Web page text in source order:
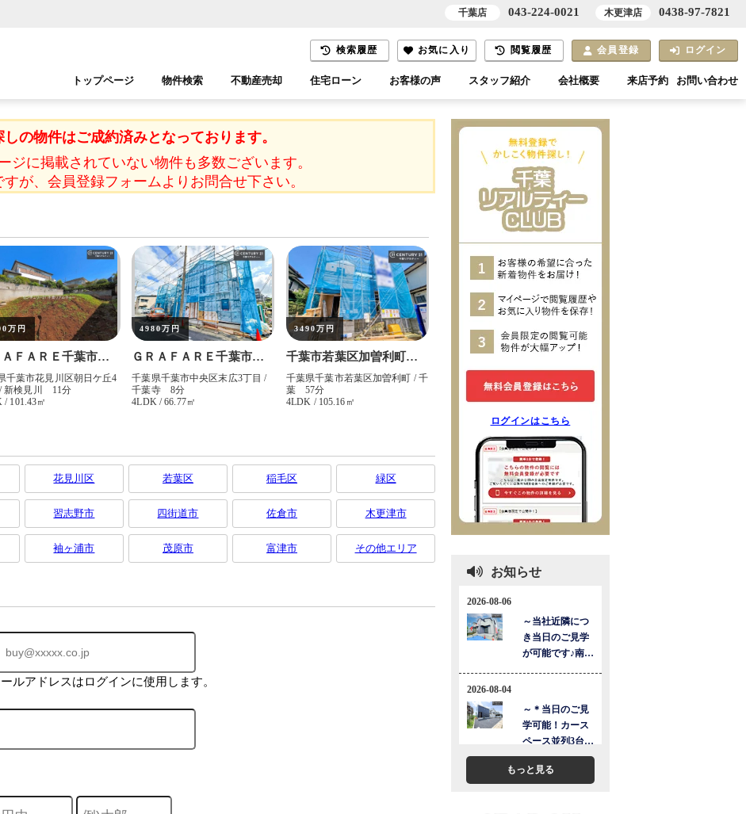
検索履歴 お気に入り 閲覧履歴 会員登録 ログイン
トップページ 物件検索
千葉エリア 木更津エリア
不動産売却 住宅ローン お客様の声 スタッフ紹介 会社概要 来店予約 お問い合わせ
しの物件はご成約済みとなっております。
ジに掲載されていない物件も多数ございます。
すが、会員登録フォームよりお問合せ下さい。
花見川区 若葉区 稲毛区 緑区
習志野市 四街道市 佐倉市 木更津市
袖ヶ浦市 茂原市 富津市 その他エリア
ルアドレスはログインに使用します。
ログインはこちら
お知らせ
もっと見る
千葉店 043-224-0021 木更津店 0438-97-7821